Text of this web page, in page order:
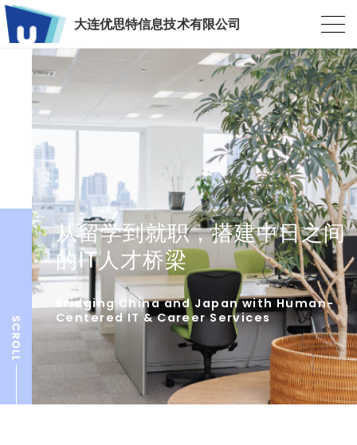
大连优思特信息技术有限公司
从留学到就职，搭建中日之间
的IT人才桥梁
Bridging China and Japan with Human-
Centered IT & Career Services